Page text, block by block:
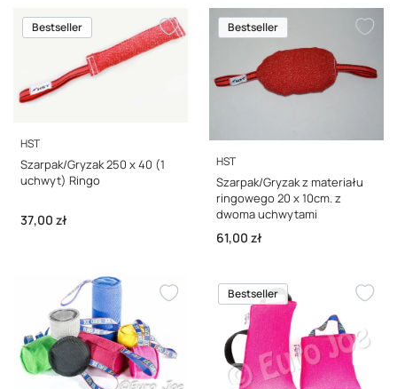
Bestseller
PRODUCENT
HST
Szarpak/Gryzak 250 x 40 (1
uchwyt) Ringo
Cena
37,00 zł
Bestseller
PRODUCENT
HST
Szarpak/Gryzak z materiału
ringowego 20 x 10cm. z
dwoma uchwytami
Cena
61,00 zł
Bestseller